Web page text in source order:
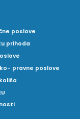
poslove
prihoda
pravne poslove